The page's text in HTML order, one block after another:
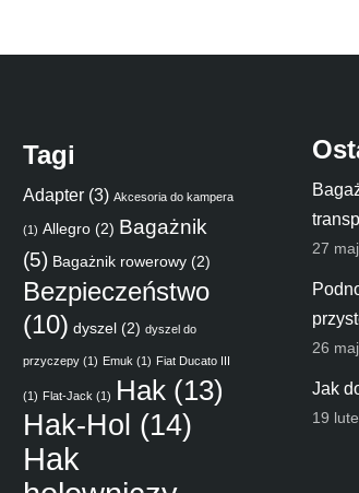
Tagi
Adapter (3) Akcesoria do kampera
(1) Allegro (2) Bagażnik
(5) Bagażnik rowerowy (2)
Bezpieczeństwo
(10) dyszel (2) dyszel do
przyczepy (1) Emuk (1) Fiat Ducato III
(1) Flat-Jack (1) Hak (13)
Hak-Hol (14)
Hak
27
26
Jak
19